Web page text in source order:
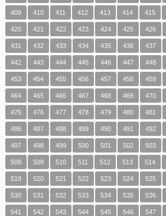
409 410 411 412 413 414 415
420 421 422 423 424 425 426
431 432 433 434 435 436 437
442 443 444 445 446 447 448
453 454 455 456 457 458 459
464 465 466 467 468 469 470
475 476 477 478 479 480 481
486 487 488 489 490 491 492
497 498 499 500 501 502 503
508 509 510 511 512 513 514
519 520 521 522 523 524 525
530 531 532 533 534 535 536
541 542 543 544 545 546 547